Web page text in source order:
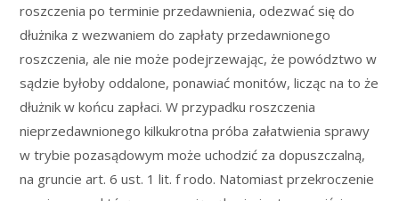
roszczenia po terminie przedawnienia, odezwać się do
dłużnika z wezwaniem do zapłaty przedawnionego
roszczenia, ale nie może podejrzewając, że powództwo w
sądzie byłoby oddalone, ponawiać monitów, licząc na to że
dłużnik w końcu zapłaci. W przypadku roszczenia
nieprzedawnionego kilkukrotna próba załatwienia sprawy
w trybie pozasądowym może uchodzić za dopuszczalną,
na gruncie art. 6 ust. 1 lit. f rodo. Natomiast przekroczenie